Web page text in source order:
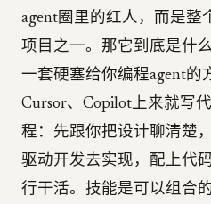
agent圈里的红人，而是整
项目之一。那它到底是什
一套硬塞给你编程agent的
Cursor、Copilot上来就写
程：先跟你把设计聊清楚
驱动开发去实现，配上代
行干活。技能是可以组合